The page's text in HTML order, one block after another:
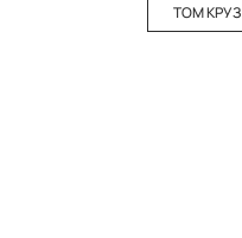
ТОМ КРУЗ